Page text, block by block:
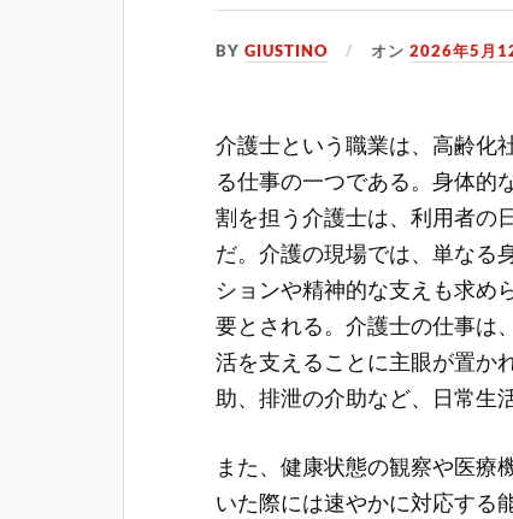
BYGIUSTINO オン2026年5月
介護士という職業は、高齢化
る仕事の一つである。身体的
割を担う介護士は、利用者の
だ。介護の現場では、単なる
ションや精神的な支えも求め
要とされる。介護士の仕事は
活を支えることに主眼が置か
助、排泄の介助など、日常生
また、健康状態の観察や医療
いた際には速やかに対応する